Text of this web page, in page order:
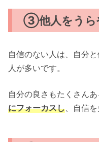
③他人をうら
自信のない人は、自分
人が多いです。
自分の良さもたくさんあ
にフォーカスし、自信を